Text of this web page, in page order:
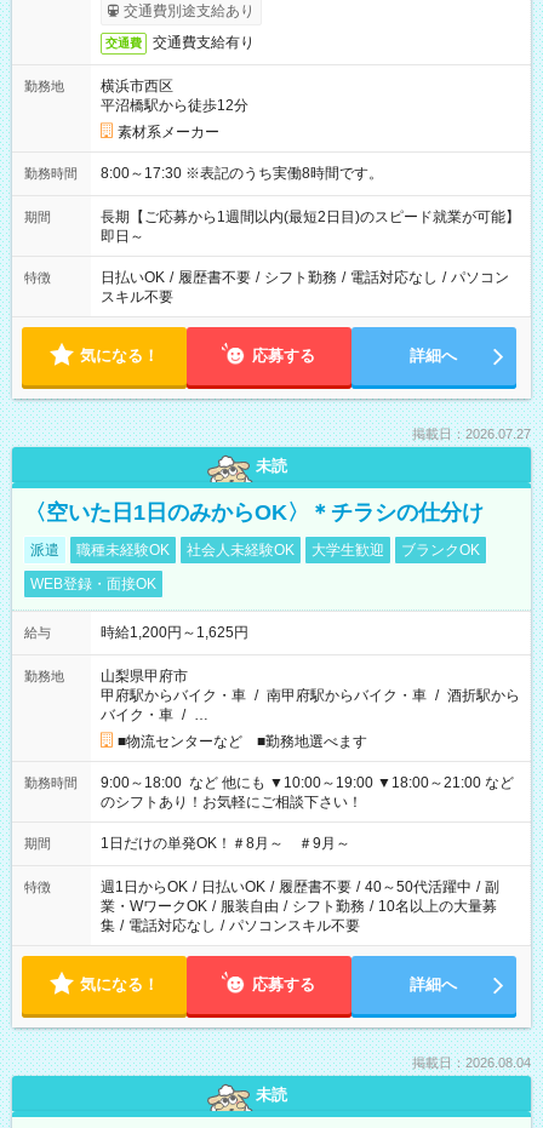
交通費別途支給あり
交通費 交通費支給有り
勤務地
横浜市西区
平沼橋駅から徒歩12分
素材系メーカー
勤務時間 8:00～17:30 ※表記のうち実働8時間です。
期間
長期【ご応募から1週間以内(最短2日目)のスピード就業が可能】
即日～
特徴 日払いOK / 履歴書不要 / シフト勤務 / 電話対応なし / パソコン
スキル不要
気になる！ 応募する 詳細へ
掲載日：2026.07.27
未読
〈空いた日1日のみからOK〉＊チラシの仕分け
派遣 職種未経験OK 社会人未経験OK 大学生歓迎
ブランクOK
WEB登録・面接OK
給与 時給1,200円～1,625円
勤務地
山梨県甲府市
甲府駅からバイク・車 / 南甲府駅からバイク・車 / 酒折駅から
バイク・車 / …
■物流センターなど ■勤務地選べます
勤務時間
9:00～18:00 など 他にも ▼10:00～19:00 ▼18:00～21:00 など
のシフトあり！お気軽にご相談下さい！
期間 1日だけの単発OK！＃8月～ ＃9月～
特徴 週1日からOK / 日払いOK / 履歴書不要 / 40～50代活躍中 / 副
業・WワークOK / 服装自由 / シフト勤務 / 10名以上の大量募
集 / 電話対応なし / パソコンスキル不要
気になる！ 応募する 詳細へ
掲載日：2026.08.04
未読